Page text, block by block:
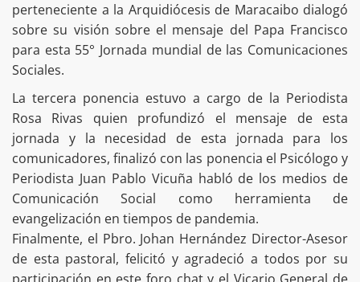
perteneciente a la Arquidiócesis de Maracaibo dialogó
sobre su visión sobre el mensaje del Papa Francisco
para esta 55° Jornada mundial de las Comunicaciones
Sociales.
La tercera ponencia estuvo a cargo de la Periodista
Rosa Rivas quien profundizó el mensaje de esta
jornada y la necesidad de esta jornada para los
comunicadores, finalizó con las ponencia el Psicólogo y
Periodista Juan Pablo Vicuña habló de los medios de
Comunicación Social como herramienta de
evangelización en tiempos de pandemia.
Finalmente, el Pbro. Johan Hernández Director-Asesor
de esta pastoral, felicitó y agradeció a todos por su